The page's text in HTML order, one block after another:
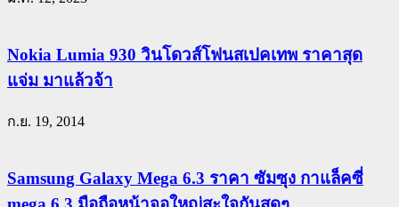
Nokia Lumia 930 วินโดวส์โฟนสเปคเทพ ราคาสุด
แจ่ม มาแล้วจ้า
ก.ย. 19, 2014
Samsung Galaxy Mega 6.3 ราคา ซัมซุง กาแล็คซี่